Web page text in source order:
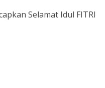
Selamat Idul FITRI